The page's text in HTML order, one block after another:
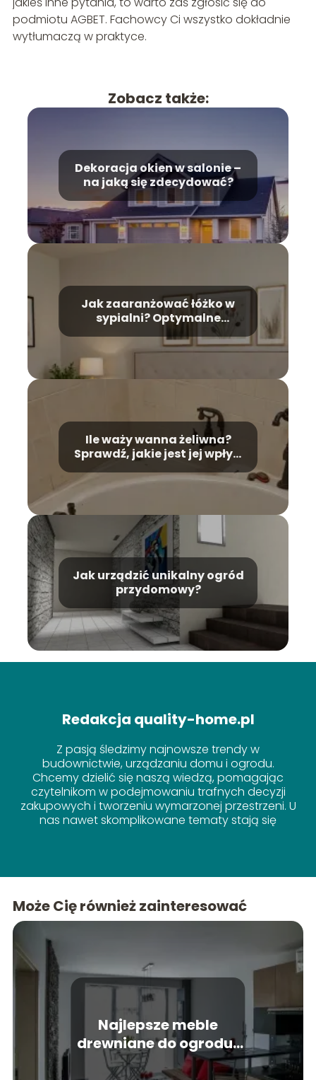
podmiotu AGBET. Fachowcy Ci wszystko dokładnie
wytłumaczą w praktyce.
Zobacz także:
Dekoracja okien w salonie –
na jaką się zdecydować?
Jak zaaranżować łóżko w
sypialni? Optymalne
rozmieszczenia dla wygody i
elegancji
Ile waży wanna żeliwna?
Sprawdź, jakie jest jej wpływ
Jak urządzić unikalny ogród
przydomowy?
Redakcja quality-home.pl
Z pasją śledzimy najnowsze trendy w
budownictwie, urządzaniu domu i ogrodu.
Chcemy dzielić się naszą wiedzą, pomagając
czytelnikom w podejmowaniu trafnych decyzji
zakupowych i tworzeniu wymarzonej przestrzeni. U
nas nawet skomplikowane tematy stają się
Może Cię również zainteresować
Najlepsze meble
drewniane do ogrodu i
nie tylko